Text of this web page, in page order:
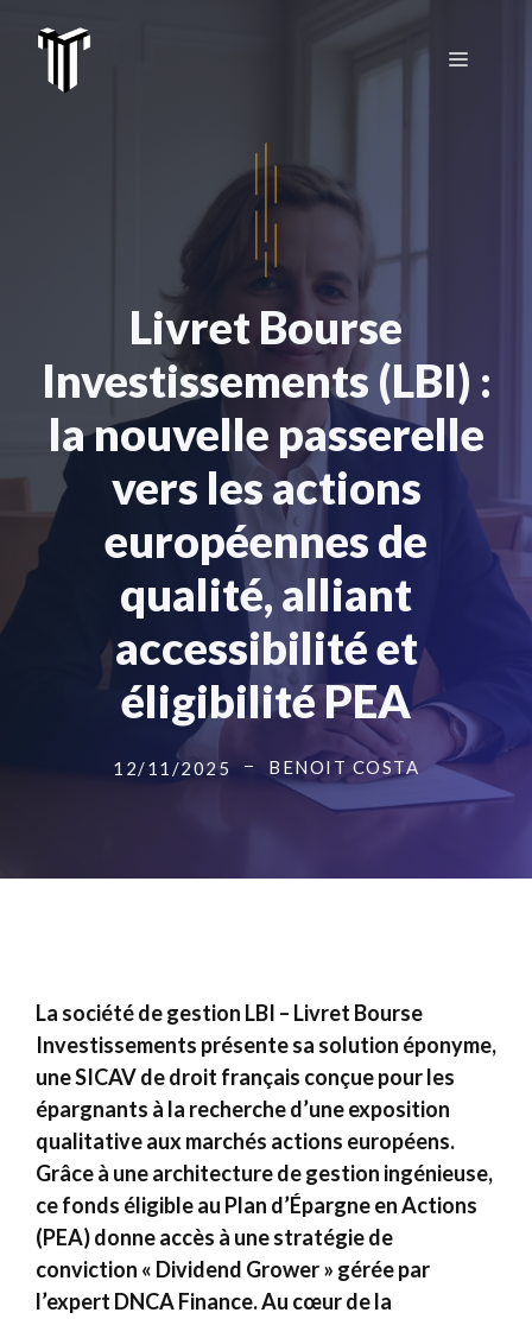
contenu
Menu
Livret Bourse
Investissements (LBI) :
la nouvelle passerelle
vers les actions
européennes de
qualité, alliant
accessibilité et
éligibilité PEA
12/11/2025 BENOIT COSTA
La société de gestion LBI – Livret Bourse
Investissements présente sa solution éponyme,
une SICAV de droit français conçue pour les
épargnants à la recherche d’une exposition
qualitative aux marchés actions européens.
Grâce à une architecture de gestion ingénieuse,
ce fonds éligible au Plan d’Épargne en Actions
(PEA) donne accès à une stratégie de
conviction « Dividend Grower » gérée par
l’expert DNCA Finance. Au cœur de la